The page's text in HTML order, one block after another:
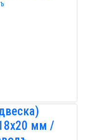
мм /